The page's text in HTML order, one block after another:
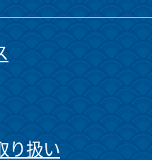
り扱い